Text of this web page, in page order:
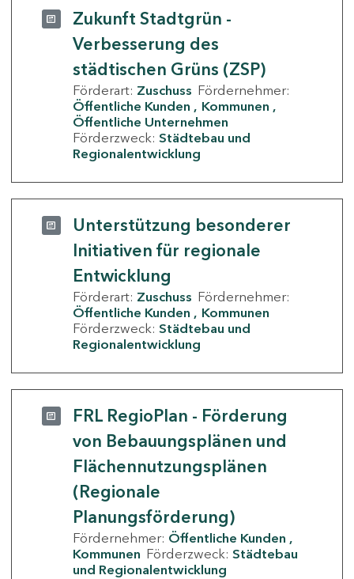
Zukunft Stadtgrün -
Verbesserung des
städtischen Grüns (ZSP)
Förderart: Zuschuss Fördernehmer:
Öffentliche Kunden
Kommunen
Öffentliche Unternehmen
Förderzweck: Städtebau und
Regionalentwicklung
Unterstützung besonderer
Initiativen für regionale
Entwicklung
Förderart: Zuschuss Fördernehmer:
Öffentliche Kunden
Kommunen
Förderzweck: Städtebau und
Regionalentwicklung
FRL RegioPlan - Förderung
von Bebauungsplänen und
Flächennutzungsplänen
(Regionale
Planungsförderung)
Fördernehmer: Öffentliche Kunden
Kommunen Förderzweck: Städtebau
und Regionalentwicklung